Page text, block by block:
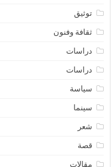
توثيق
ثقافة وفنون
دراسات
دراسات
سياسة
سينما
شعر
قصة
مقالات